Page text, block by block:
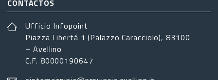
CONTACTOS
Ufficio Infopoint
Piazza Libertá 1 (Palazzo Caracciolo), 83100
– Avellino
C.F. 80000190647